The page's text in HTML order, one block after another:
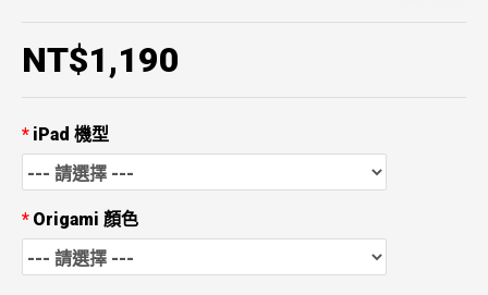
NT$1,190
iPad 機型
Origami 顏色